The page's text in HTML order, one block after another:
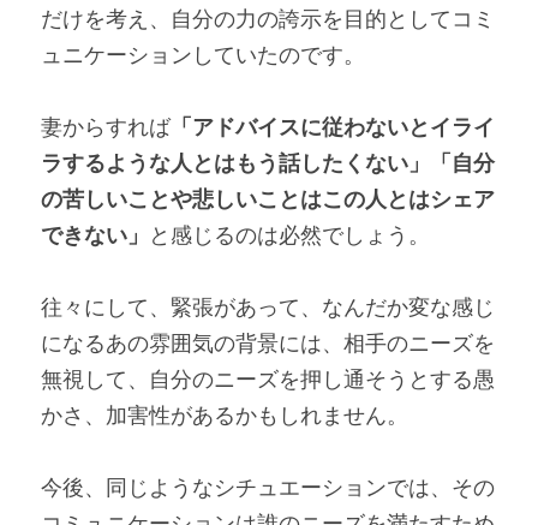
だけを考え、自分の力の誇示を目的としてコミ
ュニケーションしていたのです。
妻からすれば「アドバイスに従わないとイライ
ラするような人とはもう話したくない」「自分
の苦しいことや悲しいことはこの人とはシェア
できない」
と感じるのは必然でしょう。
往々にして、緊張があって、なんだか変な感じ
になるあの雰囲気の背景には、相手のニーズを
無視して、自分のニーズを押し通そうとする愚
かさ、加害性があるかもしれません。
今後、同じようなシチュエーションでは、その